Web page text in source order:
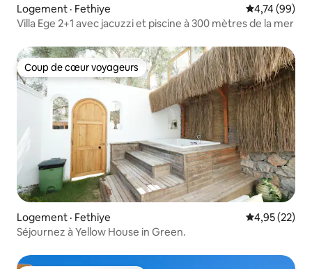
Logement · Fethiye Note
4,74 (99)
Villa Ege 2+1 avec jacuzzi et piscine à 300 mètres de la mer
Coup de cœur voyageurs
Coup de cœur voyageurs
Logement · Fethiye Note
4,95 (22)
Séjournez à Yellow House in Green.